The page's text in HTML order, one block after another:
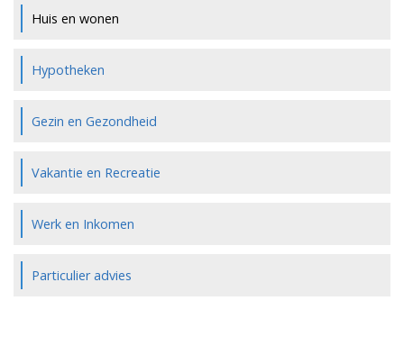
Huis en wonen
Hypotheken
Gezin en Gezondheid
Vakantie en Recreatie
Werk en Inkomen
Particulier advies